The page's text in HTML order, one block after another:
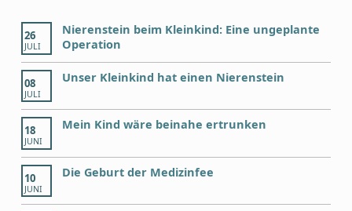
26
JULI
Nierenstein beim Kleinkind: Eine ungeplante
Operation
08
JULI
Unser Kleinkind hat einen Nierenstein
18
JUNI
Mein Kind wäre beinahe ertrunken
10
JUNI
Die Geburt der Medizinfee